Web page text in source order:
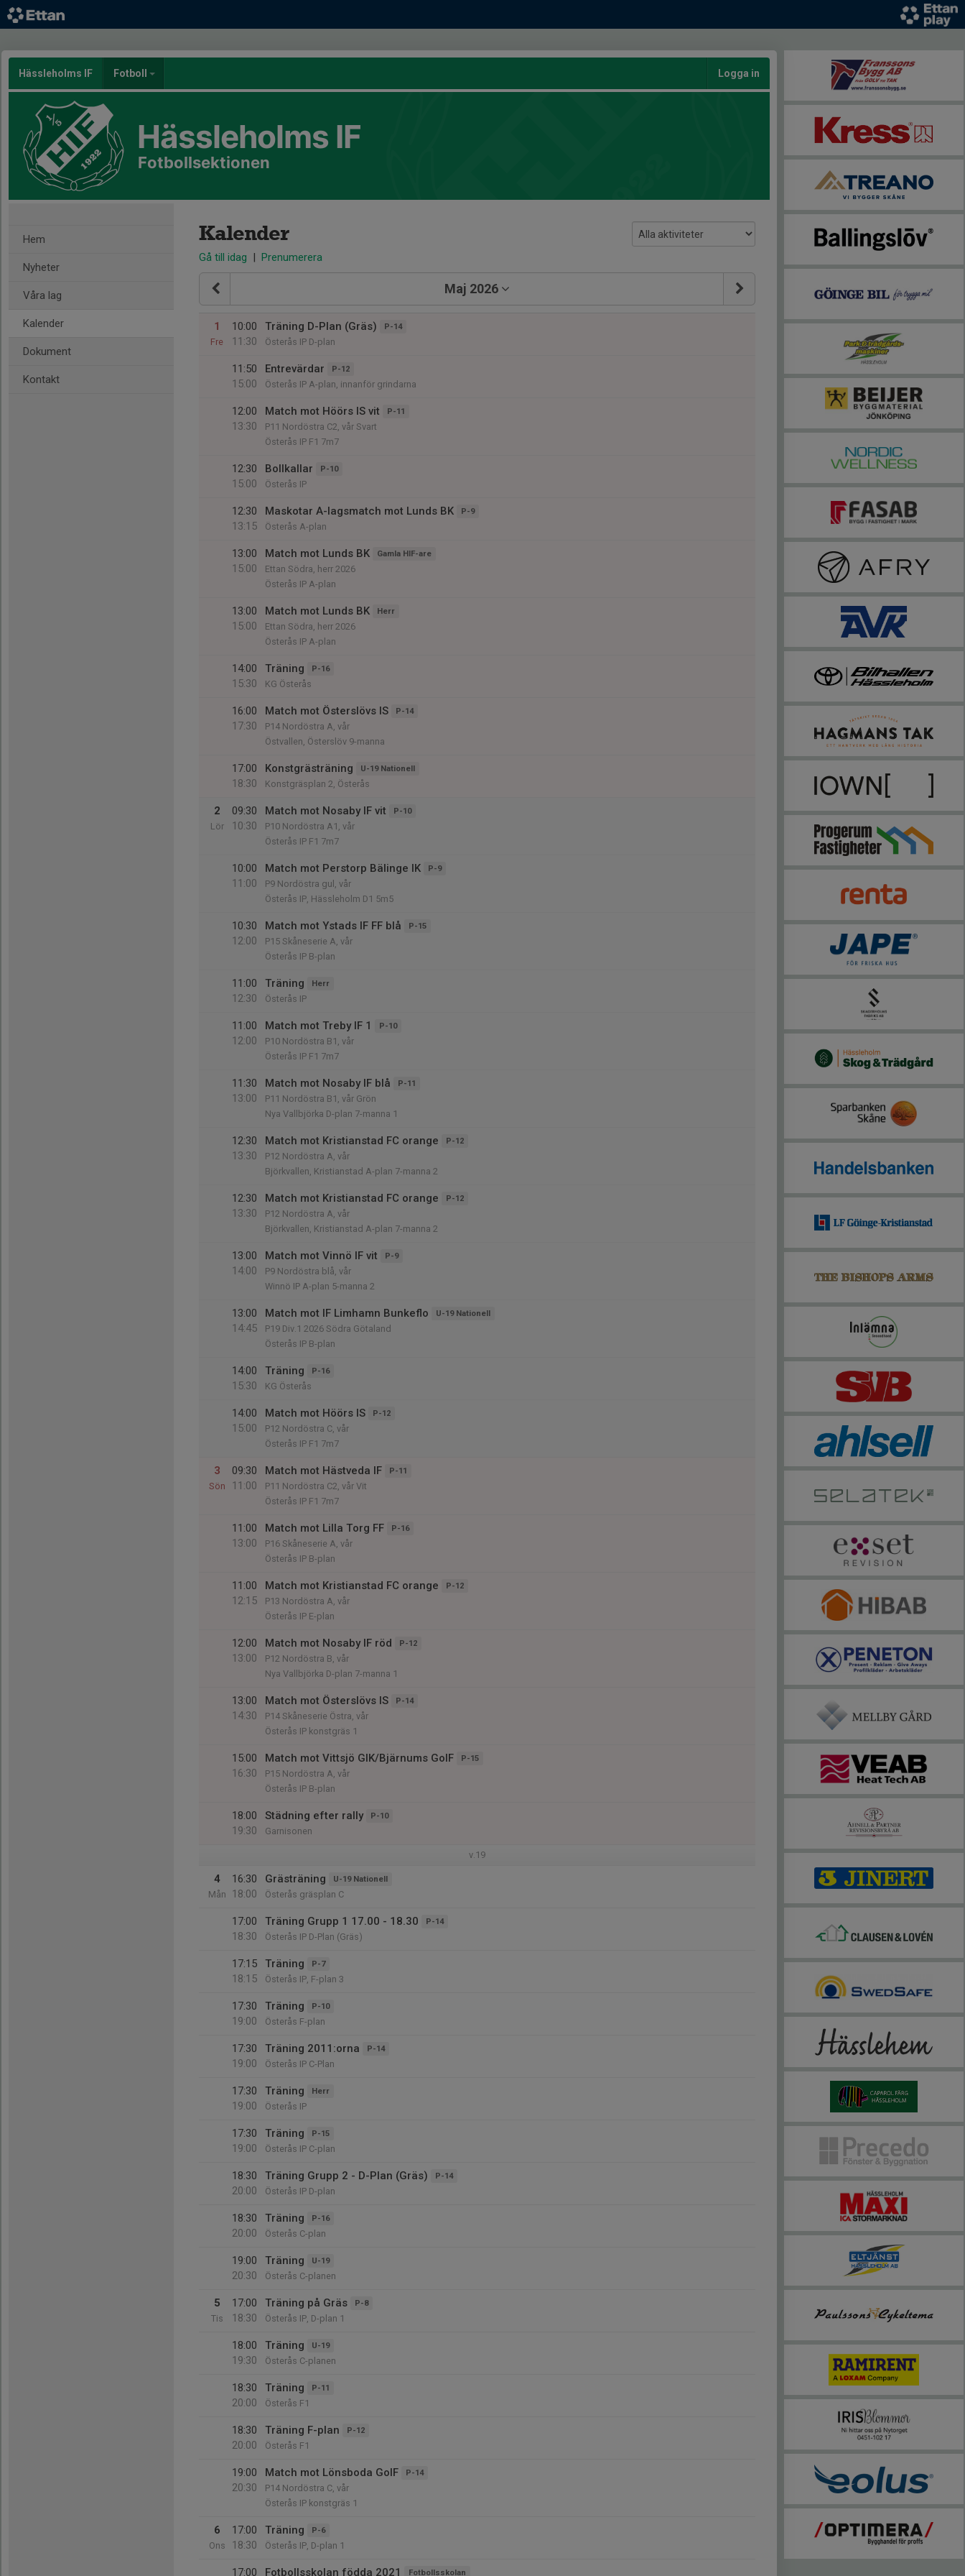
Hässleholms IF Fotboll Logga in
Hässleholms IF
Fotbollsektionen
Hem
Nyheter
Våra lag
Kalender
Dokument
Kontakt
Kalender
Gå till idag | Prenumerera
Maj 2026
1
Fre
10:00
11:30
Träning D-Plan (Gräs) P-14
Österås IP D-plan
11:50
15:00
Entrevärdar P-12
Österås IP A-plan, innanför grindarna
12:00
13:30
Match mot Höörs IS vit P-11
P11 Nordöstra C2, vår Svart
Österås IP F1 7m7
12:30
15:00
Bollkallar P-10
Österås IP
12:30
13:15
Maskotar A-lagsmatch mot Lunds BK P-9
Österås A-plan
13:00
15:00
Match mot Lunds BK Gamla HIF-are
Ettan Södra, herr 2026
Österås IP A-plan
13:00
15:00
Match mot Lunds BK Herr
Ettan Södra, herr 2026
Österås IP A-plan
14:00
15:30
Träning P-16
KG Österås
16:00
17:30
Match mot Österslövs IS P-14
P14 Nordöstra A, vår
Östvallen, Österslöv 9-manna
17:00
18:30
Konstgrästräning U-19 Nationell
Konstgräsplan 2, Österås
2
Lör
09:30
10:30
Match mot Nosaby IF vit P-10
P10 Nordöstra A1, vår
Österås IP F1 7m7
10:00
11:00
Match mot Perstorp Bälinge IK P-9
P9 Nordöstra gul, vår
Österås IP, Hässleholm D1 5m5
10:30
12:00
Match mot Ystads IF FF blå P-15
P15 Skåneserie A, vår
Österås IP B-plan
11:00
12:30
Träning Herr
Österås IP
11:00
12:00
Match mot Treby IF 1 P-10
P10 Nordöstra B1, vår
Österås IP F1 7m7
11:30
13:00
Match mot Nosaby IF blå P-11
P11 Nordöstra B1, vår Grön
Nya Vallbjörka D-plan 7-manna 1
12:30
13:30
Match mot Kristianstad FC orange P-12
P12 Nordöstra A, vår
Björkvallen, Kristianstad A-plan 7-manna 2
12:30
13:30
Match mot Kristianstad FC orange P-12
P12 Nordöstra A, vår
Björkvallen, Kristianstad A-plan 7-manna 2
13:00
14:00
Match mot Vinnö IF vit P-9
P9 Nordöstra blå, vår
Winnö IP A-plan 5-manna 2
13:00
14:45
Match mot IF Limhamn Bunkeflo U-19 Nationell
P19 Div.1 2026 Södra Götaland
Österås IP B-plan
14:00
15:30
Träning P-16
KG Österås
14:00
15:00
Match mot Höörs IS P-12
P12 Nordöstra C, vår
Österås IP F1 7m7
3
Sön
09:30
11:00
Match mot Hästveda IF P-11
P11 Nordöstra C2, vår Vit
Österås IP F1 7m7
11:00
13:00
Match mot Lilla Torg FF P-16
P16 Skåneserie A, vår
Österås IP B-plan
11:00
12:15
Match mot Kristianstad FC orange P-12
P13 Nordöstra A, vår
Österås IP E-plan
12:00
13:00
Match mot Nosaby IF röd P-12
P12 Nordöstra B, vår
Nya Vallbjörka D-plan 7-manna 1
13:00
14:30
Match mot Österslövs IS P-14
P14 Skåneserie Östra, vår
Österås IP konstgräs 1
15:00
16:30
Match mot Vittsjö GIK/Bjärnums GoIF P-15
P15 Nordöstra A, vår
Österås IP B-plan
18:00
19:30
Städning efter rally P-10
Garnisonen
v.19
4
Mån
16:30
18:00
Grästräning U-19 Nationell
Österås gräsplan C
17:00
18:30
Träning Grupp 1 17.00 - 18.30 P-14
Österås IP D-Plan (Gräs)
17:15
18:15
Träning P-7
Österås IP, F-plan 3
17:30
19:00
Träning P-10
Österås F-plan
17:30
19:00
Träning 2011:orna P-14
Österås IP C-Plan
17:30
19:00
Träning Herr
Österås IP
17:30
19:00
Träning P-15
Österås IP C-plan
18:30
20:00
Träning Grupp 2 - D-Plan (Gräs) P-14
Österås IP D-plan
18:30
20:00
Träning P-16
Österås C-plan
19:00
20:30
Träning U-19
Österås C-planen
5
Tis
17:00
18:30
Träning på Gräs P-8
Österås IP, D-plan 1
18:00
19:30
Träning U-19
Österås C-planen
18:30
20:00
Träning P-11
Österås F1
18:30
20:00
Träning F-plan P-12
Österås F1
19:00
20:30
Match mot Lönsboda GoIF P-14
P14 Nordöstra C, vår
Österås IP konstgräs 1
6
Ons
17:00
18:30
Träning P-6
Österås IP, D-plan 1
17:00 Fotbollsskolan födda 2021 Fotbollsskolan